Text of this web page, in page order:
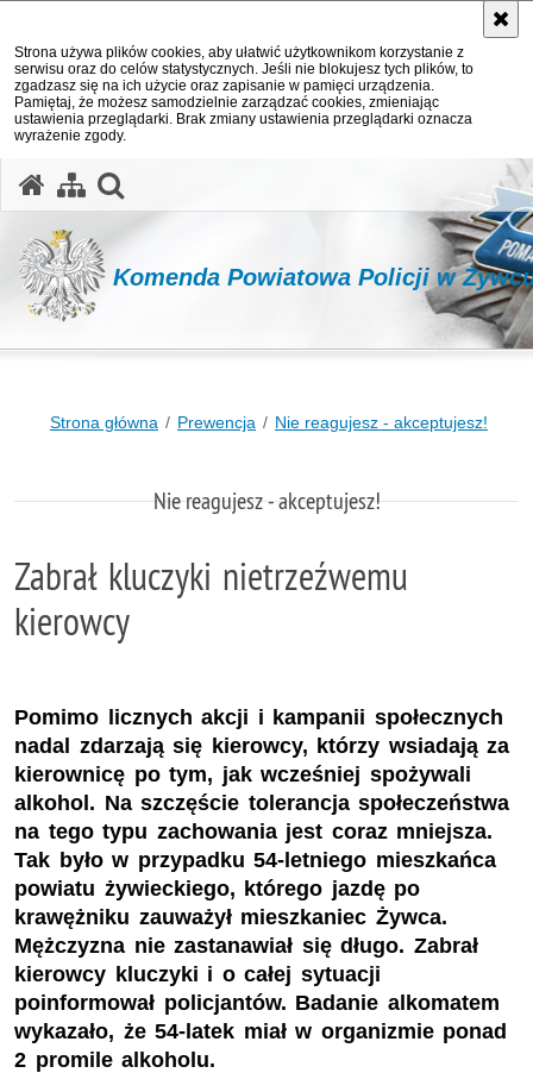
Strona używa plików cookies, aby ułatwić użytkownikom korzystanie z
serwisu oraz do celów statystycznych. Jeśli nie blokujesz tych plików, to
zgadzasz się na ich użycie oraz zapisanie w pamięci urządzenia.
Pamiętaj, że możesz samodzielnie zarządzać cookies, zmieniając
ustawienia przeglądarki. Brak zmiany ustawienia przeglądarki oznacza
wyrażenie zgody.
Komenda Powiatowa Policji w
Strona główna Prewencja Nie reagujesz - akceptujesz!
Nie reagujesz - akceptujesz!
Zabrał kluczyki nietrzeźwemu
kierowcy
Pomimo licznych akcji i kampanii społecznych
nadal zdarzają się kierowcy, którzy wsiadają za
kierownicę po tym, jak wcześniej spożywali
alkohol. Na szczęście tolerancja społeczeństwa
na tego typu zachowania jest coraz mniejsza.
Tak było w przypadku 54-letniego mieszkańca
powiatu żywieckiego, którego jazdę po
krawężniku zauważył mieszkaniec Żywca.
Mężczyzna nie zastanawiał się długo. Zabrał
kierowcy kluczyki i o całej sytuacji
poinformował policjantów. Badanie alkomatem
wykazało, że 54-latek miał w organizmie ponad
2 promile alkoholu.